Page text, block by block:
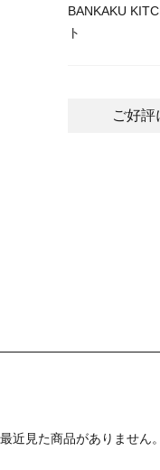
BANKAKU
ト
ご好評
最近見た商品がありません。